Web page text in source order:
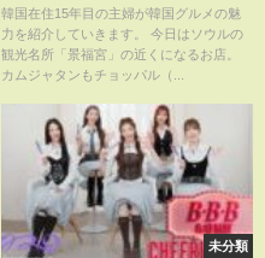
理／韓国旅行／ソウルグルメ／
ハルメチッ／ 할매집】
韓国在住15年目の主婦が韓国グルメの魅
力を紹介していきます。 今日はソウルの
観光名所「景福宮」の近くになるお店。
カムジャタンもチョッパル（...
未分類